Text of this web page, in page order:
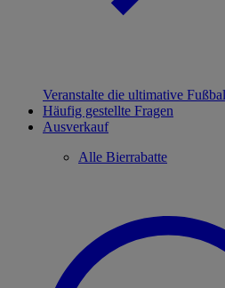
Veranstalte die ultimative
Häufig gestellte Fragen
Ausverkauf
Alle Bierrabatte